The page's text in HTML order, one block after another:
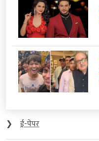
❯
ई-पेपर